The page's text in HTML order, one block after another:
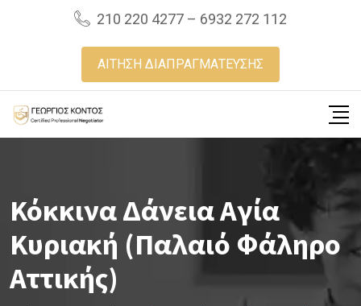
210 220 4277 – 6932 272 112
ΑΙΤΗΣΗ ΔΙΑΠΡΑΓΜΑΤΕΥΣΗΣ
Κόκκινα Δάνεια Αγία
Κυριακή (Παλαιό Φάληρο
Αττικής)